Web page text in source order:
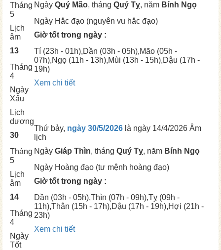
Tháng
5
Lịch
âm
13
Tháng
4
Ngày
Xấu
Ngày Quý Mão, tháng Quý Tỵ, năm Bính Ngọ
Ngày Hắc đạo (nguyên vu hắc đạo)
Giờ tốt trong ngày :
Tí (23h - 01h),Dần (03h - 05h),Mão (05h -
07h),Ngọ (11h - 13h),Mùi (13h - 15h),Dậu (17h -
19h)
Xem chi tiết
Lịch
dương
30
Tháng
5
Lịch
âm
14
Tháng
4
Ngày
Tốt
Thứ bảy, ngày 30/5/2026 là ngày 14/4/2026 Âm
lịch
Ngày Giáp Thìn, tháng Quý Tỵ, năm Bính Ngọ
Ngày Hoàng đạo (tư mệnh hoàng đạo)
Giờ tốt trong ngày :
Dần (03h - 05h),Thìn (07h - 09h),Tỵ (09h -
11h),Thân (15h - 17h),Dậu (17h - 19h),Hợi (21h -
23h)
Xem chi tiết